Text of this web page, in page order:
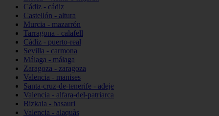
Cádiz - cádiz
Castellón - altura
Murcia - mazarrón
Tarragona - calafell
Cádiz - puerto-real
Sevilla - carmona
Málaga - málaga
Zaragoza - zaragoza
Valencia - manises
Santa-cruz-de-tenerife - adeje
Valencia - alfara-del-patriarca
Bizkaia - basauri
Valencia - alaquàs